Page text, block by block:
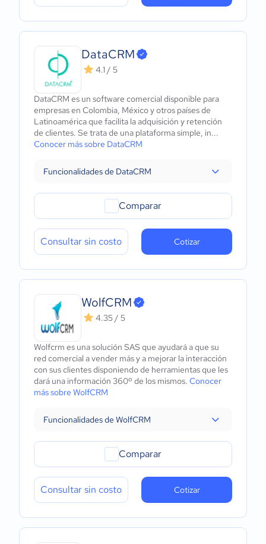
DataCRM
4.1 / 5
DataCRM es un software comercial disponible para
empresas en Colombia, México y otros países de
Latinoamérica que facilita la adquisición y retención
de clientes. Se trata de una plataforma simple, in...
Conocer más sobre DataCRM
Funcionalidades de DataCRM
Comparar
Consultar sin costo Cotizar
WolfCRM
4.35 / 5
Wolfcrm es una solución SAS que ayudará a que su
red comercial a vender más y a mejorar la interacción
con sus clientes disponiendo de herramientas que les
dará una información 360º de los mismos. Conocer
más sobre WolfCRM
Funcionalidades de WolfCRM
Comparar
Consultar sin costo Cotizar